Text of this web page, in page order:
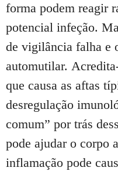
forma podem reagir
potencial infeção.
de vigilância falha e
automutilar.
que causa as aftas
desregulação
comum” por trás
pode ajudar o corpo
inflamação pode